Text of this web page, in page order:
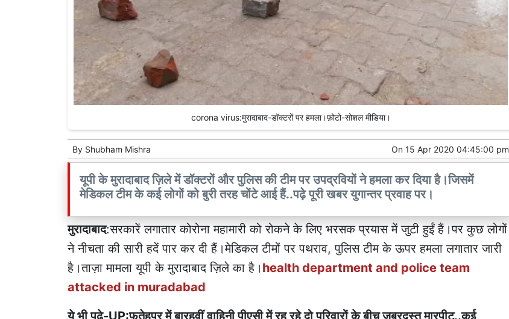
corona virus:मुरादाबाद-डॉक्टरों पर हमला।फ़ोटो-सोशल मीडिया।
By Shubham Mishra On 15 Apr 2020 04:45:00 pm
यूपी के मुरादाबाद ज़िले में डॉक्टरों और पुलिस की टीम पर उपद्रवियों ने हमला कर दिया है।जिसमें
मेडिकल टीम के कई लोगों को बुरी तरह चोंटे आई हैं..पढ़े पूरी खबर युगान्तर प्रवाह पर।
मुरादाबाद:सरकारें लगातार कोरोना महामारी को रोकने के लिए भरसक प्रयास में जुटी हुईं हैं।पर कुछ लोगों
ने नीचता की सारी हदें पार कर दी हैं।मेडिकल टीमों पर पथराव, पुलिस टीम के ऊपर हमला लगातार जारी
है।ताज़ा मामला यूपी के मुरादाबाद ज़िले का है। health department and police team
attacked in muradabad
ये भी पढ़े-UP:फतेहपुर में बारहवीं वाहिनी पीएसी में रह रहे दो परिवारों के बीच जबरदस्त मारपीट..कई